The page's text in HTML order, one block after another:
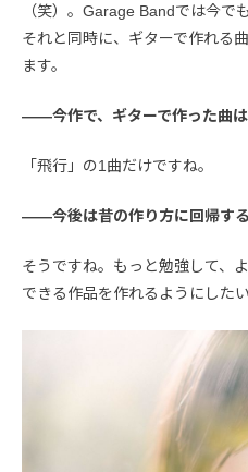
（笑）。Garage Bandでは今で
それと同時に、ギターで作れる
ます。
――今作で、ギターで作った曲は
「飛行」の1曲だけですね。
――今後は昔の作り方に回帰する
そうですね。もっと勉強して、
できる作品を作れるようにしたい